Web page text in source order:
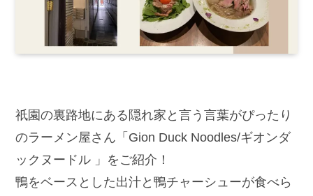
祇園の裏路地にある隠れ家と言う言葉がぴったり
のラーメン屋さん「Gion Duck Noodles/ギオンダ
ックヌードル 」をご紹介！
鴨をベースとした出汁と鴨チャーシューが食べら